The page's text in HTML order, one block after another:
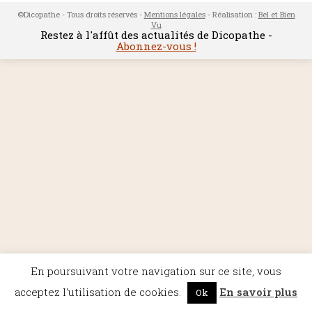
©Dicopathe - Tous droits réservés - Mentions légales- Réalisation : Bel et Bien
Vu
Restez à l'affût des actualités de Dicopathe -
Abonnez-vous !
En poursuivant votre navigation sur ce site, vous
acceptez l'utilisation de cookies.
Ok En savoir plus